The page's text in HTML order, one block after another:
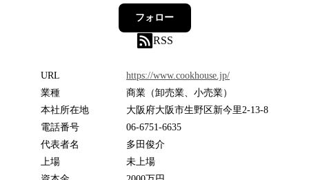
フォロー
RSS
URL
https://www.cookhouse.jp/
業種
商業（卸売業、小売業）
本社所在地
大阪府大阪市生野区新今里2-13-8
電話番号
06-6751-6635
代表者名
多田俊介
上場
未上場